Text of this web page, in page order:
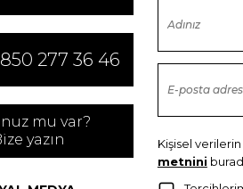
277 36 46
mu var?
yazın
Kişisel
metnini